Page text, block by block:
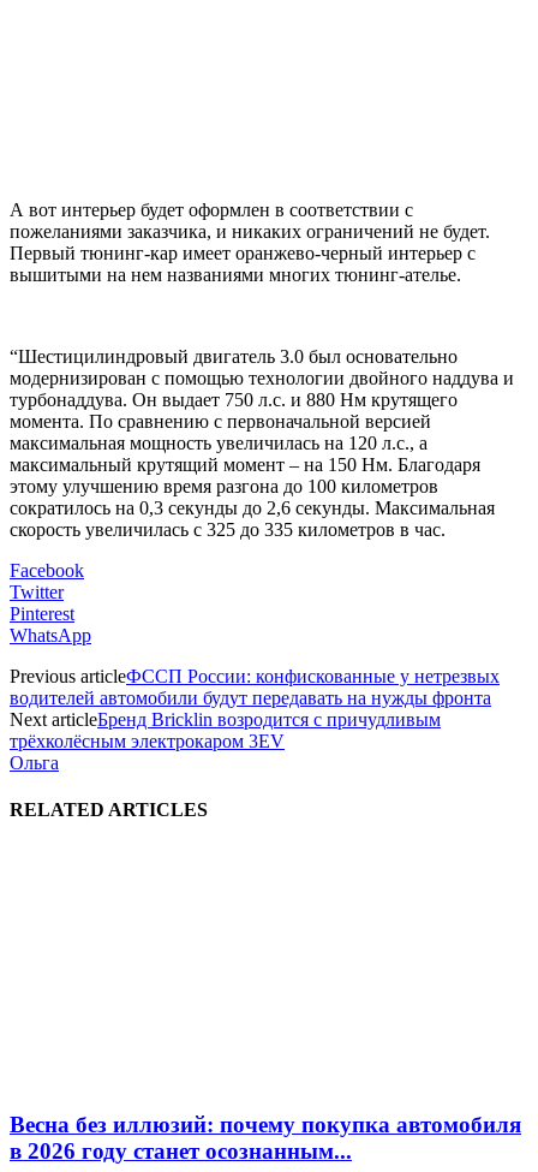
А вот интерьер будет оформлен в соответствии с
пожеланиями заказчика, и никаких ограничений не будет.
Первый тюнинг-кар имеет оранжево-черный интерьер с
вышитыми на нем названиями многих тюнинг-ателье.
“Шестицилиндровый двигатель 3.0 был основательно
модернизирован с помощью технологии двойного наддува и
турбонаддува. Он выдает 750 л.с. и 880 Нм крутящего
момента. По сравнению с первоначальной версией
максимальная мощность увеличилась на 120 л.с., а
максимальный крутящий момент – на 150 Нм. Благодаря
этому улучшению время разгона до 100 километров
сократилось на 0,3 секунды до 2,6 секунды. Максимальная
скорость увеличилась с 325 до 335 километров в час.
Facebook
Twitter
Pinterest
WhatsApp
Previous articleФССП России: конфискованные у нетрезвых
водителей автомобили будут передавать на нужды фронта
Next articleБренд Bricklin возродится с причудливым
трёхколёсным электрокаром 3EV
Ольга
RELATED ARTICLES
Весна без иллюзий: почему покупка автомобиля
в 2026 году станет осознанным...